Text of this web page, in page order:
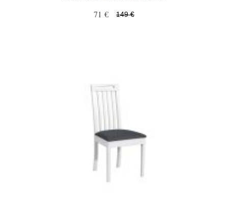
71 € 149 €